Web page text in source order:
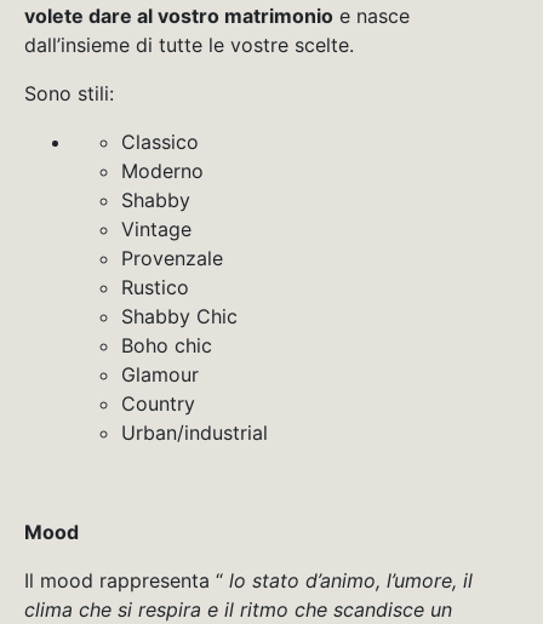
volete dare al vostro matrimonio e nasce
dall’insieme di tutte le vostre scelte.
Sono stili:
Classico
Moderno
Shabby
Vintage
Provenzale
Rustico
Shabby Chic
Boho chic
Glamour
Country
Urban/industrial
Mood
Il mood rappresenta “ lo stato d’animo, l’umore, il
clima che si respira e il ritmo che scandisce un